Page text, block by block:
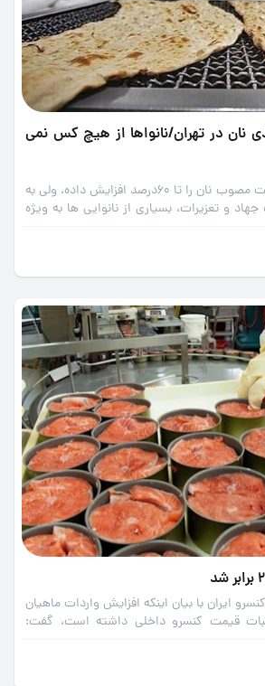
200درصدی نان در تهران/نانواها از هیچ کس نمی
درحالی دولت اخیرا قیمت مصوب نان را تا 60درصد افزایش داده، ولی به
و تعزیرات، بسیاری از نانوایی ها به ویژه
هم از برخورد قانونی ندارند.
ایران با بیان اینکه افزایش واردات ماهیان
قیمت کنسرو داخلی داشته است، گفت: